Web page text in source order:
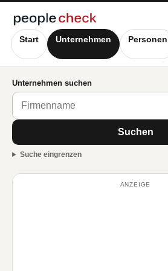
Start Unternehmen Personen
Unternehmen suchen
Suchen
Suche eingrenzen
ANZEIGE